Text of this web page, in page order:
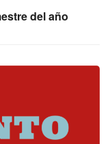
del año